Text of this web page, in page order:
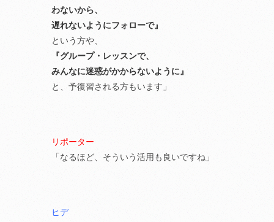
わないから、
遅れないようにフォローで』
という方や、
『グループ・レッスンで、
みんなに迷惑がかからないように』
と、予復習される方もいます」
リポーター
「なるほど、そういう活用も良いですね」
ヒデ